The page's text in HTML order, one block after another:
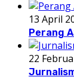
13 April
Perang
22